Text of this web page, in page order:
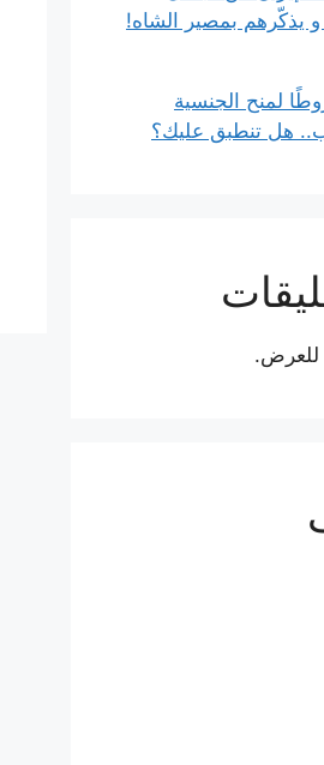
يذكّرهم بمصير الشاه!
لمنح الجنسية
هل تنطبق عليك؟
للعرض.